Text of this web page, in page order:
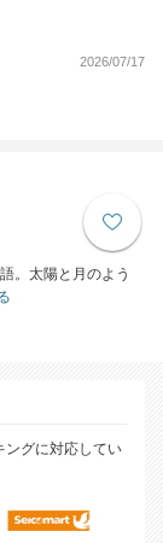
2026/07/17
。太陽と月のよう
ングに対応してい